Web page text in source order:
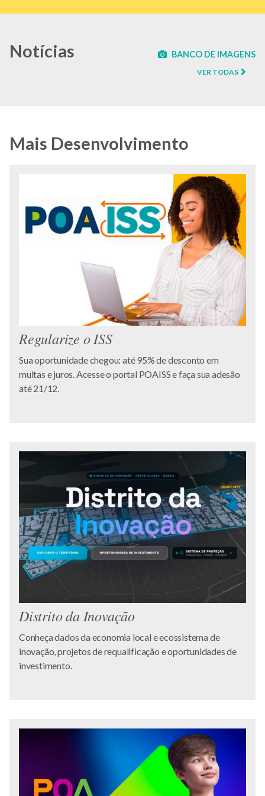
Notícias BANCO DE IMAGENS
VER TODAS
Mais Desenvolvimento
Regularize o ISS
Sua oportunidade chegou: até 95% de desconto em
multas e juros. Acesse o portal POAISS e faça sua adesão
até 21/12.
Distrito da Inovação
Conheça dados da economia local e ecossistema de
inovação, projetos de requalificação e oportunidades de
investimento.